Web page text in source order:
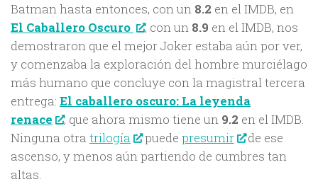
Batman hasta entonces, con un 8.2 en el IMDB, en
El Caballero Oscuro
, con un 8.9 en el IMDB, nos
demostraron que el mejor Joker estaba aún por ver,
y comenzaba la exploración del hombre murciélago
más humano que concluye con la magistral tercera
entrega: El caballero oscuro: La leyenda
renace
, que ahora mismo tiene un 9.2 en el IMDB.
Ninguna otra trilogía puede presumir
de ese
ascenso, y menos aún partiendo de cumbres tan
altas.